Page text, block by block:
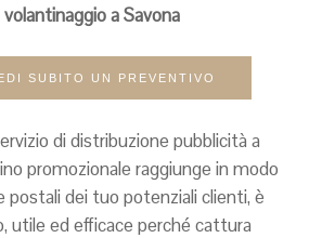
a Savona
SUBITO UN PREVENTIVO
di distribuzione pubblicità a
promozionale raggiunge in modo
postali dei tuo potenziali clienti, è
utile ed efficace perché cattura